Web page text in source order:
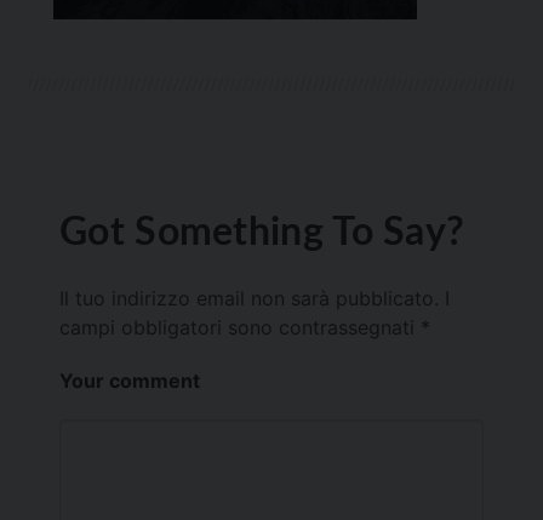
Got Something To Say?
Il tuo indirizzo email non sarà pubblicato.
campi obbligatori sono contrassegnati *
Your comment